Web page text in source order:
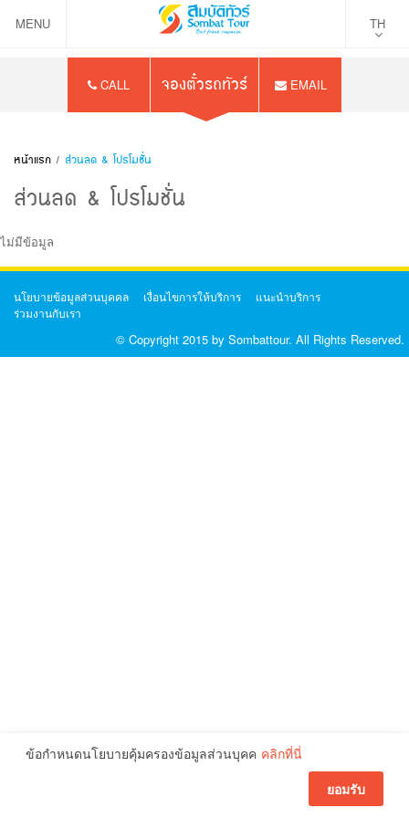
TH
MENU
CALL EMAIL
จองตั๋วรถทัวร์
หน้าแรก / ส่วนลด & โปรโมชั่น
ส่วนลด & โปรโมชั่น
ไม่มีข้อมูล
นโยบายข้อมูลส่วนบุคคล เงื่อนไขการให้บริการ
แนะนำบริการ
ร่วมงานกับเรา
ข้อกำหนดนโยบายคุ้มครองข้อมูลส่วนบุคค คลิกที่นี่
ยอมรับ
© Copyright 2015 by Sombattour. All Rights Reserved.